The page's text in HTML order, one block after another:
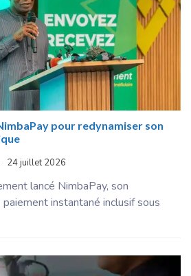
pour redynamiser son
24 juillet 2026
lancé NimbaPay, son
instantané inclusif sous